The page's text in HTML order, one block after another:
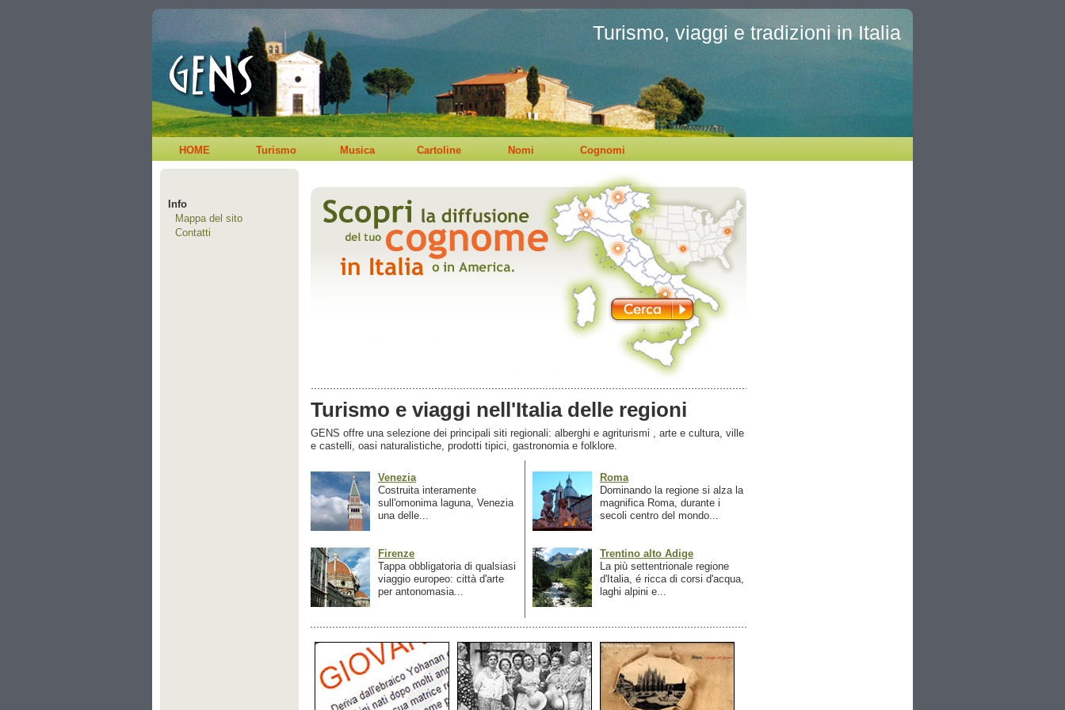
Turismo, viaggi e tradizioni in Italia
HOME Turismo Musica Cartoline Nomi Cognomi
Info
Mappa del sito
Contatti
Turismo e viaggi nell'Italia delle regioni
GENS offre una selezione dei principali siti regionali: alberghi e agriturismi , arte e cultura, ville
e castelli, oasi naturalistiche, prodotti tipici, gastronomia e folklore.
Venezia
Costruita interamente
sull'omonima laguna, Venezia
una delle...
Firenze
Tappa obbligatoria di qualsiasi
viaggio europeo: città d'arte
per antonomasia...
Roma
Dominando la regione si alza la
magnifica Roma, durante i
secoli centro del mondo...
Trentino alto Adige
La più settentrionale regione
d'Italia, é ricca di corsi d'acqua,
laghi alpini e...